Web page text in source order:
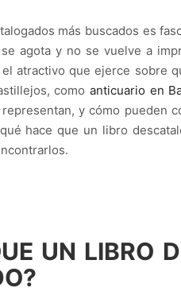
más buscados es
agota y no se vuelve a
atractivo que ejerce sobre
como anticuario en
y cómo pueden
hace que un libro
UN LIBRO